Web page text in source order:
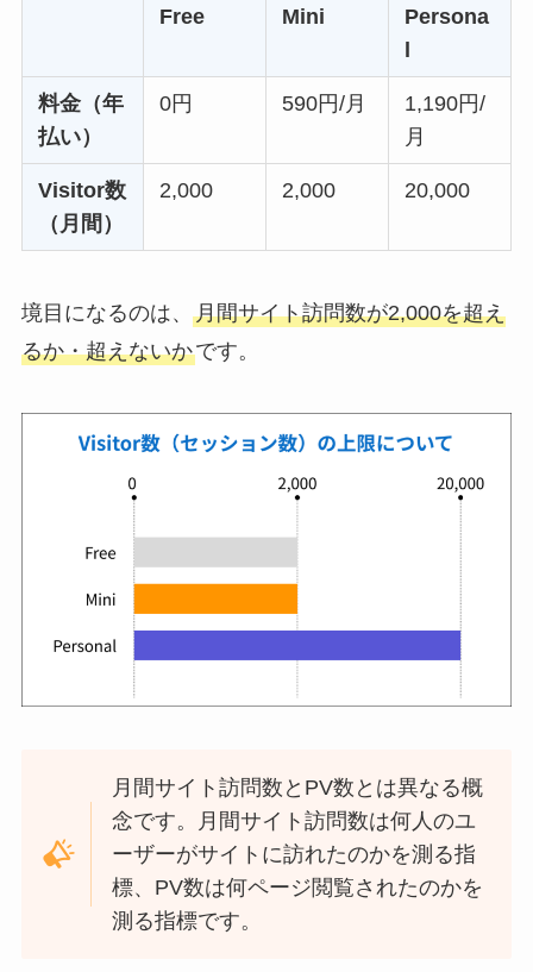
Free Mini
Persona
料金（年
払い）
0円 590円/月
1,190円/
月
Visitor数
（月間）
2,000 2,000 20,000
境目になるのは、 月間サイト訪問数が2,000を超え
るか・超えないかです。
月間サイト訪問数とPV数とは異なる概
念です。月間サイト訪問数は何人のユ
ーザーがサイトに訪れたのかを測る指
標、PV数は何ページ閲覧されたのかを
測る指標です。